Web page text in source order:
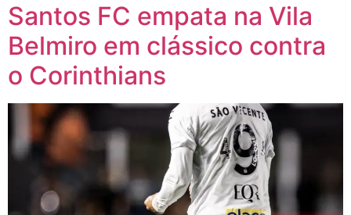
Santos FC empata na Vila
Belmiro em clássico contra
o Corinthians